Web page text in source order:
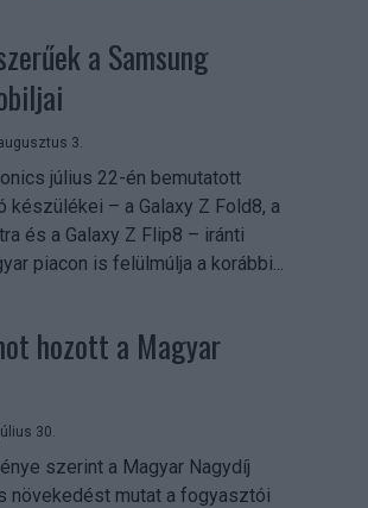
a Samsung
3.
július 22-én bemutatott
készülékei – a Galaxy Z Fold8, a
és a Galaxy Z Flip8 – iránti
piacon is felülmúlja a korábbi...
hozott a Magyar
30.
szerint a Magyar Nagydíj
növekedést mutat a fogyasztói